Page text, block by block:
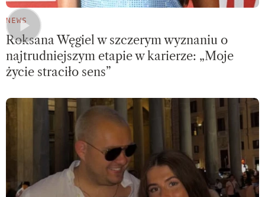
NEWS
Roksana Węgiel w szczerym wyznaniu o
najtrudniejszym etapie w karierze: „Moje
życie straciło sens”